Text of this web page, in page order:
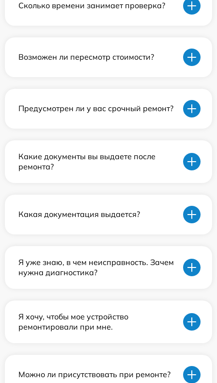
Сколько времени занимает проверка?
Возможен ли пересмотр стоимости?
Предусмотрен ли у вас срочный ремонт?
Какие документы вы выдаете после
ремонта?
Какая документация выдается?
Я уже знаю, в чем неисправность. Зачем
нужна диагностика?
Я хочу, чтобы мое устройство
ремонтировали при мне.
Можно ли присутствовать при ремонте?